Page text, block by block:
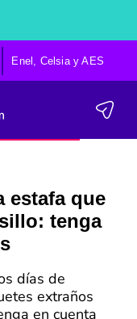
Enel, Celsia y AES
estafa que
tenga
días de
extraños
en cuenta